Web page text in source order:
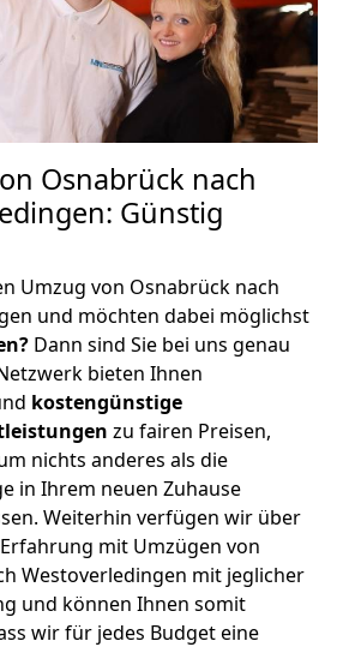
Osnabrück nach
Günstig
Umzug von Osnabrück nach
und möchten dabei möglichst
Dann sind Sie bei uns genau
bieten Ihnen
kostengünstige
zu fairen Preisen,
nichts anderes als die
in Ihrem neuen Zuhause
Weiterhin verfügen wir über
mit Umzügen von
Westoverledingen mit jeglicher
und können Ihnen somit
wir für jedes Budget eine